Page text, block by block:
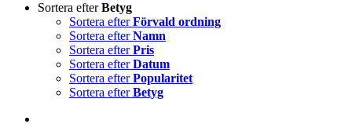
Sortera efterBetyg
Sortera efterFörvald ordning
Sortera efterNamn
Sortera efterPris
Sortera efterDatum
Sortera efterPopularitet
Sortera efterBetyg